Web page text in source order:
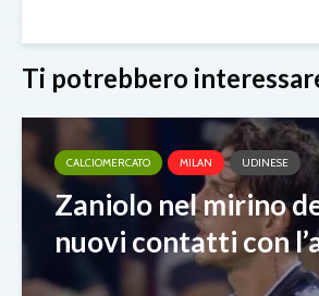
Ti potrebbero
CALCIOMERCATO MILAN UDINESE
Zaniolo nel mirino
nuovi contatti con